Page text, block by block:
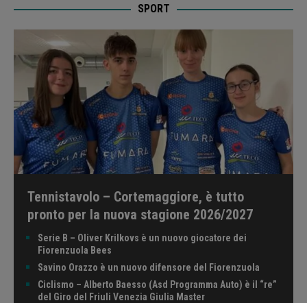
SPORT
Tennistavolo – Cortemaggiore, è tutto
pronto per la nuova stagione 2026/2027
Serie B – Oliver Krilkovs è un nuovo giocatore dei
Fiorenzuola Bees
Savino Orazzo è un nuovo difensore del Fiorenzuola
Ciclismo – Alberto Baesso (Asd Programma Auto) è il “re”
del Giro del Friuli Venezia Giulia Master